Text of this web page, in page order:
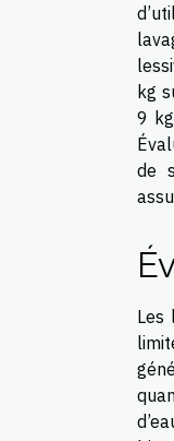
kg
9
de
Les